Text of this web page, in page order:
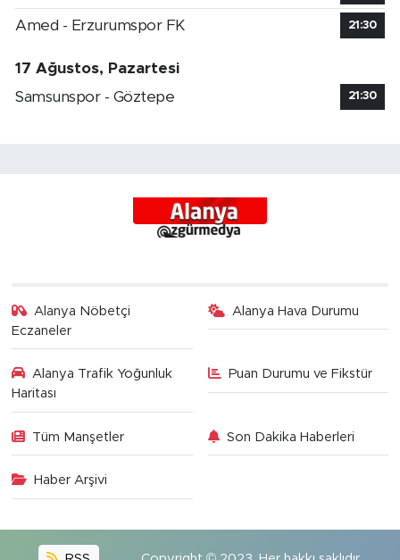
Amed - Erzurumspor FK 21:30
17 Ağustos, Pazartesi
Samsunspor - Göztepe
21:30
Alanya Nöbetçi
Eczaneler
Alanya Hava Durumu
Alanya Trafik Yoğunluk
Haritası
Puan Durumu ve Fikstür
Tüm Manşetler Son Dakika Haberleri
Haber Arşivi